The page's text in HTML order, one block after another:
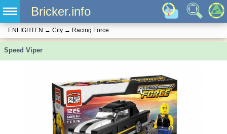
Bricker.info
ENLIGHTEN → City → Racing Force
Speed Viper